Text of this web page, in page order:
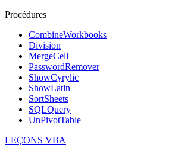
Procédures
CombineWorkbooks
Division
MergeCell
PasswordRemover
ShowCyrylic
ShowLatin
SortSheets
SQLQuery
UnPivotTable
LEÇONS VBA